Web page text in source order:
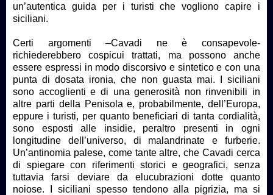
un’autentica guida per i turisti che vogliono capire i
siciliani.
Certi argomenti –Cavadi ne è consapevole-
richiederebbero cospicui trattati, ma possono anche
essere espressi in modo discorsivo e sintetico e con una
punta di dosata ironia, che non guasta mai. I siciliani
sono accoglienti e di una generosità non rinvenibili in
altre parti della Penisola e, probabilmente, dell’Europa,
eppure i turisti, per quanto beneficiari di tanta cordialità,
sono esposti alle insidie, peraltro presenti in ogni
longitudine dell’universo, di malandrinate e furberie.
Un’antinomia palese, come tante altre, che Cavadi cerca
di spiegare con riferimenti storici e geografici, senza
tuttavia farsi deviare da elucubrazioni dotte quanto
noiose. I siciliani spesso tendono alla pigrizia, ma si